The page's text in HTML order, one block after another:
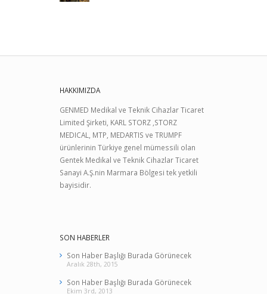
HAKKIMIZDA
GENMED Medikal ve Teknik Cihazlar Ticaret
Limited Şirketi, KARL STORZ ,STORZ
MEDICAL, MTP, MEDARTIS ve TRUMPF
ürünlerinin Türkiye genel mümessili olan
Gentek Medikal ve Teknik Cihazlar Ticaret
Sanayi A.Ş.nin Marmara Bölgesi tek yetkili
bayisidir.
SON HABERLER
Son Haber Başlığı Burada Görünecek
Aralık 28th, 2015
Son Haber Başlığı Burada Görünecek
Ekim 3rd, 2013